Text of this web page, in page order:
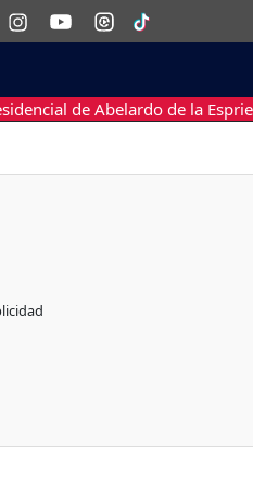
de Abelardo de la